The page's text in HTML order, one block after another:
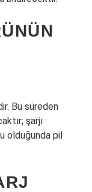
Bu süreden
şarjı
olduğunda pil